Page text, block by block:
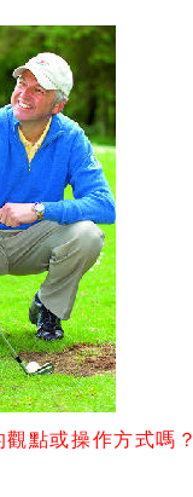
點或操作方式嗎